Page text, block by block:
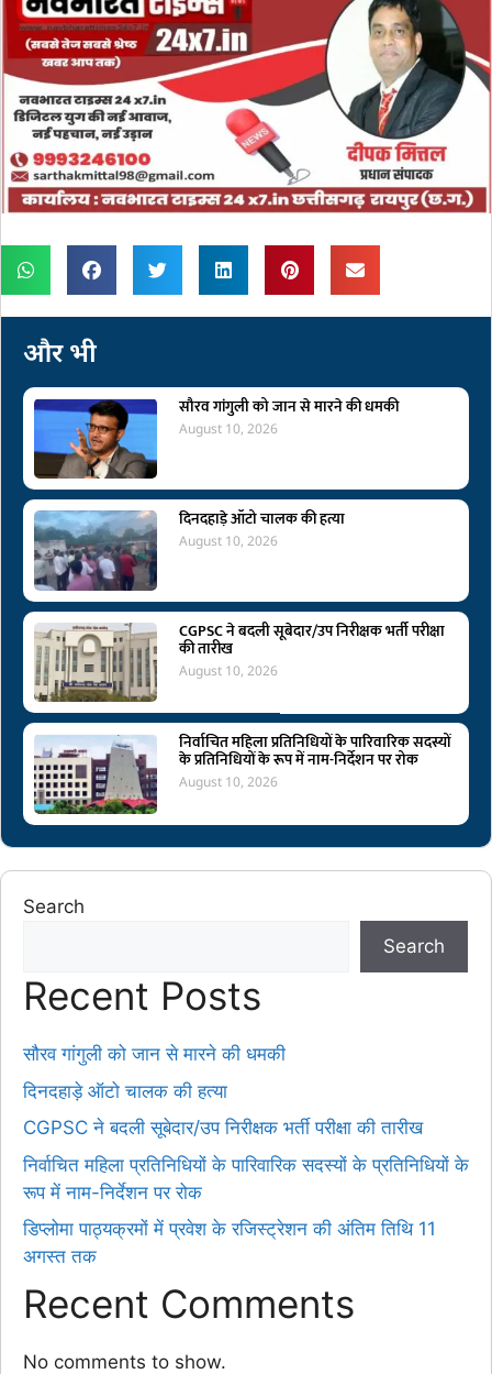
और भी
सौरव गांगुली को जान से मारने की धमकी
August 10, 2026
दिनदहाड़े ऑटो चालक की हत्या
August 10, 2026
CGPSC ने बदली सूबेदार/उप निरीक्षक भर्ती परीक्षा
की तारीख
August 10, 2026
निर्वाचित महिला प्रतिनिधियों के पारिवारिक सदस्यों
के प्रतिनिधियों के रूप में नाम-निर्देशन पर रोक
August 10, 2026
Search
Search
Recent Posts
सौरव गांगुली को जान से मारने की धमकी
दिनदहाड़े ऑटो चालक की हत्या
CGPSC ने बदली सूबेदार/उप निरीक्षक भर्ती परीक्षा की तारीख
निर्वाचित महिला प्रतिनिधियों के पारिवारिक सदस्यों के प्रतिनिधियों के
रूप में नाम-निर्देशन पर रोक
डिप्लोमा पाठ्यक्रमों में प्रवेश के रजिस्ट्रेशन की अंतिम तिथि 11
अगस्त तक
Recent Comments
No comments to show.